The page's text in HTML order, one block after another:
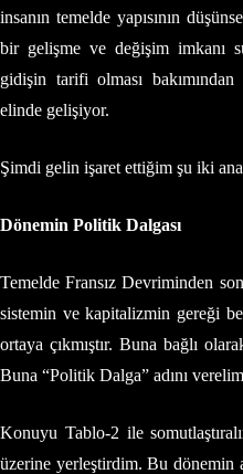
insanın temelde yapısının
bir gelişme ve değişim imkanı
gidişin tarifi olması
elinde gelişiyor.
Şimdi gelin işaret ettiğim şu iki
Dönemin Politik Dalgası
Temelde Fransız Devriminden
sistemin ve kapitalizmin gereği
ortaya çıkmıştır. Buna bağlı
Buna “Politik Dalga” adını
Konuyu Tablo-2 ile
üzerine yerleştirdim. Bu dönemin